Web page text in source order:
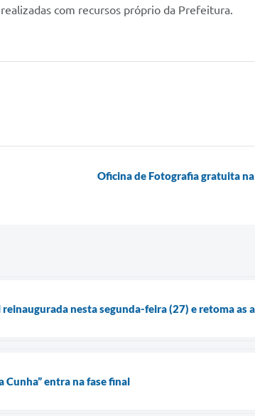
com recursos próprio da Prefeitura.
Oficina de Fotografia gratuita
reinaugurada nesta segunda-feira (27) e retoma as
Cunha” entra na fase final